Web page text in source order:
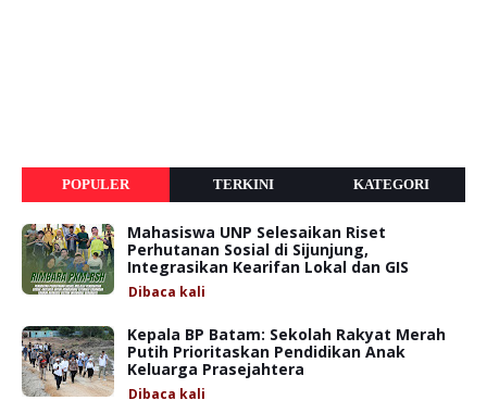
POPULER TERKINI KATEGORI
Mahasiswa UNP Selesaikan Riset
Perhutanan Sosial di Sijunjung,
Integrasikan Kearifan Lokal dan GIS
Dibaca kali
Kepala BP Batam: Sekolah Rakyat Merah
Putih Prioritaskan Pendidikan Anak
Keluarga Prasejahtera
Dibaca kali